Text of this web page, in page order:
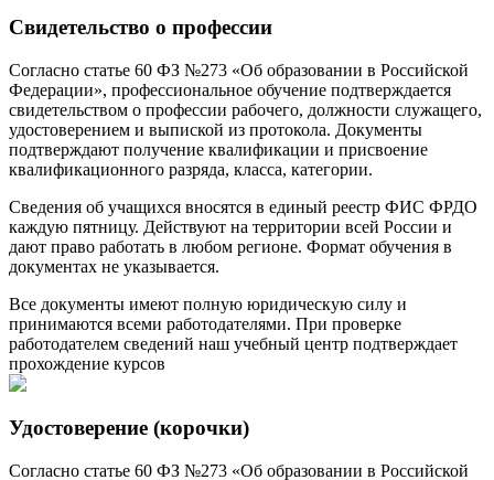
Свидетельство о профессии
Согласно статье 60 ФЗ №273 «Об образовании в Российской
Федерации», профессиональное обучение подтверждается
свидетельством о профессии рабочего, должности служащего,
удостоверением и выпиской из протокола. Документы
подтверждают получение квалификации и присвоение
квалификационного разряда, класса, категории.
Сведения об учащихся вносятся в единый реестр ФИС ФРДО
каждую пятницу. Действуют на территории всей России и
дают право работать в любом регионе. Формат обучения в
документах не указывается.
Все документы имеют полную юридическую силу и
принимаются всеми работодателями. При проверке
работодателем сведений наш учебный центр подтверждает
прохождение курсов
Удостоверение (корочки)
Согласно статье 60 ФЗ №273 «Об образовании в Российской